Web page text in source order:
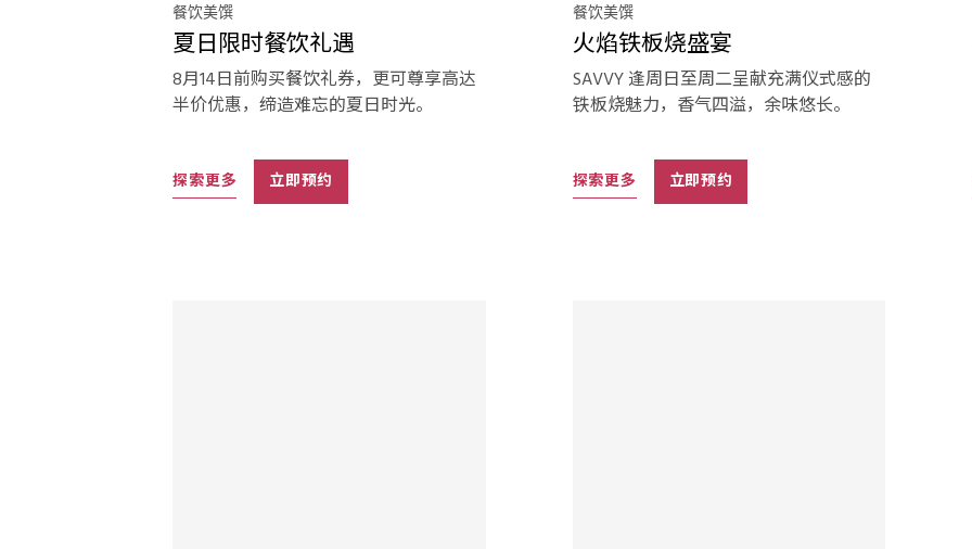
餐饮美馔
夏日限时餐饮礼遇
8月14日前购买餐饮礼券，更可尊享高达
半价优惠，缔造难忘的夏日时光。
探索更多 立即预约
餐饮美馔
火焰铁板烧盛宴
SAVVY 逢周日至周二呈献充满仪式感的
铁板烧魅力，香气四溢，余味悠长。
探索更多 立即预约